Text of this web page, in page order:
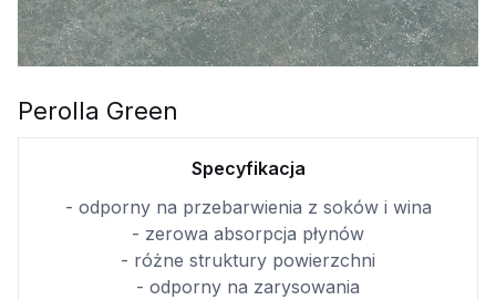
Perolla Green
Specyfikacja
- odporny na przebarwienia z soków i wina
- zerowa absorpcja płynów
- różne struktury powierzchni
- odporny na zarysowania